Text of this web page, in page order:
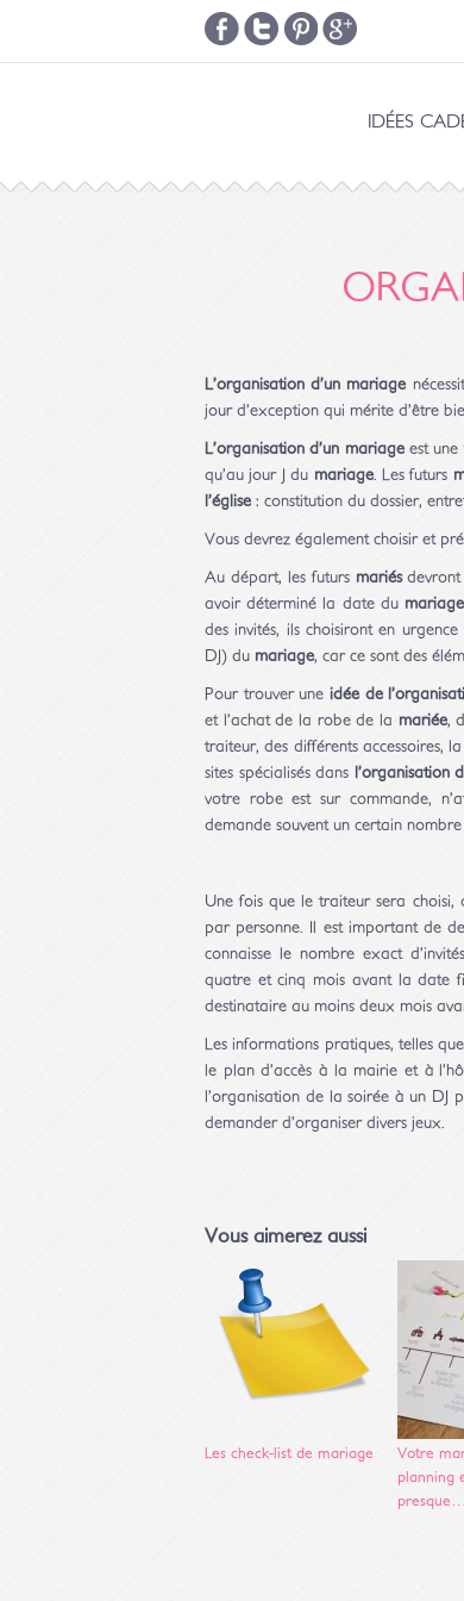
IDÉES
L’organisation d’un mariage
jour d’exception qui mérite d’être
L’organisation d’un mariageest une
qu’au jour J du mariage. Les futurs
l’église : constitution du dossier,
Vous devrez également choisir et
Au départ, les futurs mariésdevront
avoir déterminé la date du mariage
des invités, ils choisiront en
DJ) du mariage, car ce sont des
Pour trouver une idée de
et l’achat de la robe de la mariée,
traiteur, des différents accessoires,
sites spécialisés dans l’organisation
votre robe est sur commande,
demande souvent un certain
Une fois que le traiteur sera
par personne. Il est important de
connaisse le nombre exact
quatre et cinq mois avant la date
destinataire au moins deux mois
Les informations pratiques, telles
le plan d’accès à la mairie et à
l’organisation de la soirée à un DJ
demander d’organiser divers jeux.
Vous aimerez aussi
Les check-list de mariage
Votre
planning
presque…